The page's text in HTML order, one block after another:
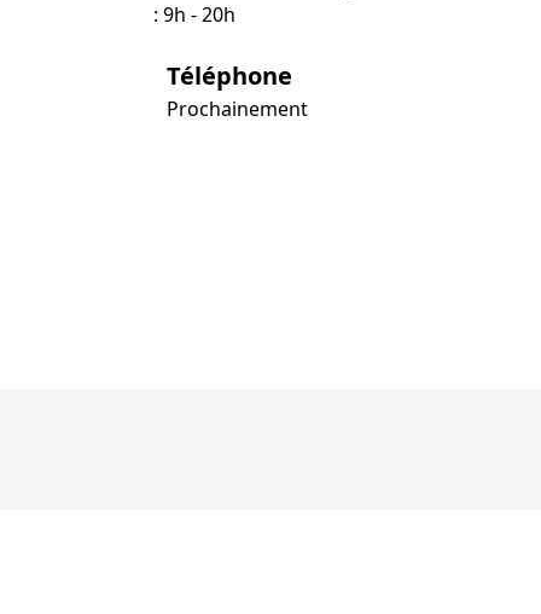
: 9h - 20h
Téléphone
Prochainement